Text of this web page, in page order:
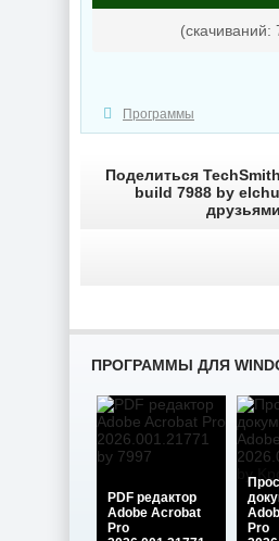
(cкачиваний:
Программы
Поделиться
build 7988 by
друзьями
ПРОГРАММЫ ДЛЯ
PDF редактор
Adobe Acrobat
Pro
Pro